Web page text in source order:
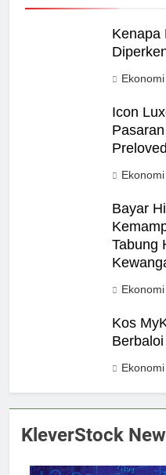
Kenapa
Icon
Preloved
Bayar
Tabung
Kos
KleverStock